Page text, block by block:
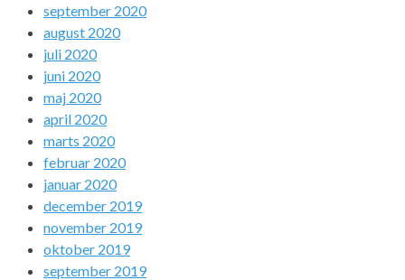
september 2020
august 2020
juli 2020
juni 2020
maj 2020
april 2020
marts 2020
februar 2020
januar 2020
december 2019
november 2019
oktober 2019
september 2019